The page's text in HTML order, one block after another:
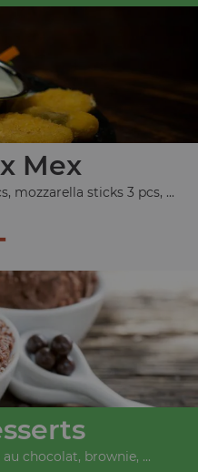
Mex
mozzarella sticks 3 pcs, ...
chocolat, brownie, ...